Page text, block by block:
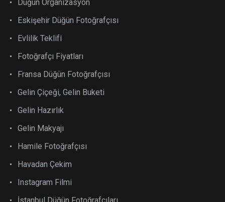
Düğün Organizasyon
Eskişehir Düğün Fotoğrafçısı
Evlilik Teklifi
Fotoğrafçı Fiyatları
Fransa Düğün Fotoğrafçısı
Gelin Çiçeği, Gelin Buketi
Gelin Hazırlık
Gelin Makyajı
Hamile Fotoğrafçısı
Havadan Çekim
Instagram Filmi
İstanbul Düğün Fotoğrafçıları